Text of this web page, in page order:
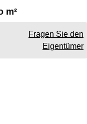
m²
Fragen Sie den
Eigentümer